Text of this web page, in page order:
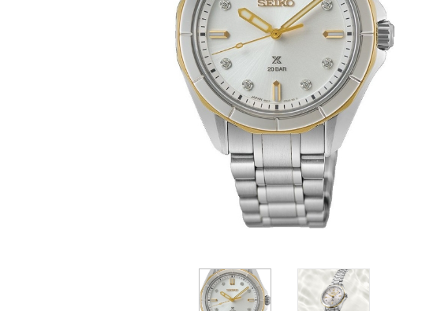
Militarne
Lotnicze
Smartwatch
Retro
Kieszonkowe
Smartwatch
Retro
Certina
Citizen
Garmin
Guess
Hamilton
Spinki do